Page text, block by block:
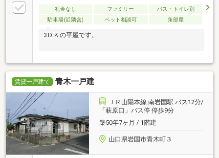
礼金なし ファミリー
バス・トイレ別
駐車場(近隣含)
ペット相談可 角部屋
3ＤＫの平屋です。
賃貸一戸建て 青木一戸建
ＪＲ山陽本線 南岩国駅 バス12分/
「萩原口」バス停 停歩9分
築50年7ヶ月 / 1階建
山口県岩国市青木町３